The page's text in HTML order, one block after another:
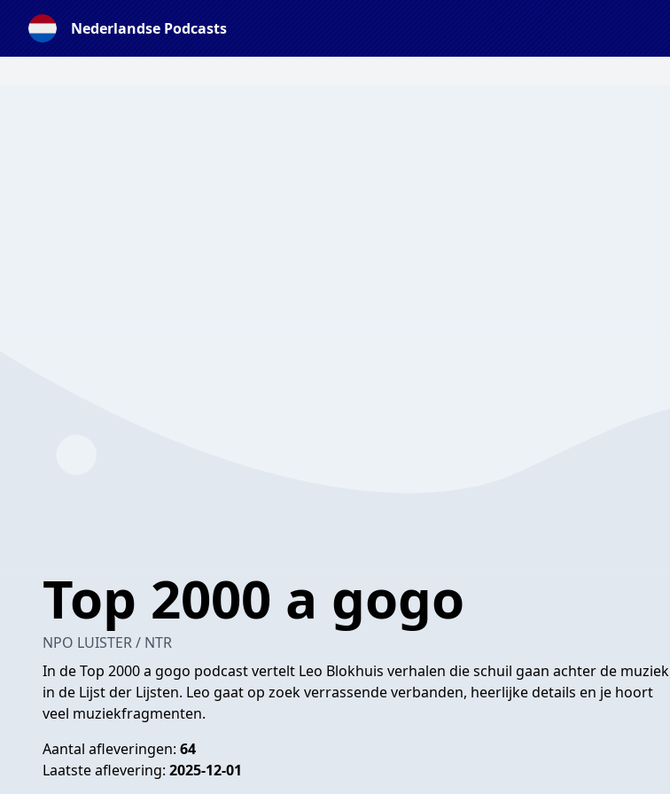
Nederlandse Podcasts
Top 2000 a gogo
NPO LUISTER / NTR
In de Top 2000 a gogo podcast vertelt Leo Blokhuis verhalen die schuil gaan achter de muziek
in de Lijst der Lijsten. Leo gaat op zoek verrassende verbanden, heerlijke details en je hoort
veel muziekfragmenten.
Aantal afleveringen: 64
Laatste aflevering: 2025-12-01